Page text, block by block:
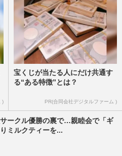
)
宝くじが当たる人にだけ共通す
る“ある特徴”とは？
PR(合同会社デジタルファーム )
ークル優勝の裏で…親睦会で「ギ
ミルクティーを...